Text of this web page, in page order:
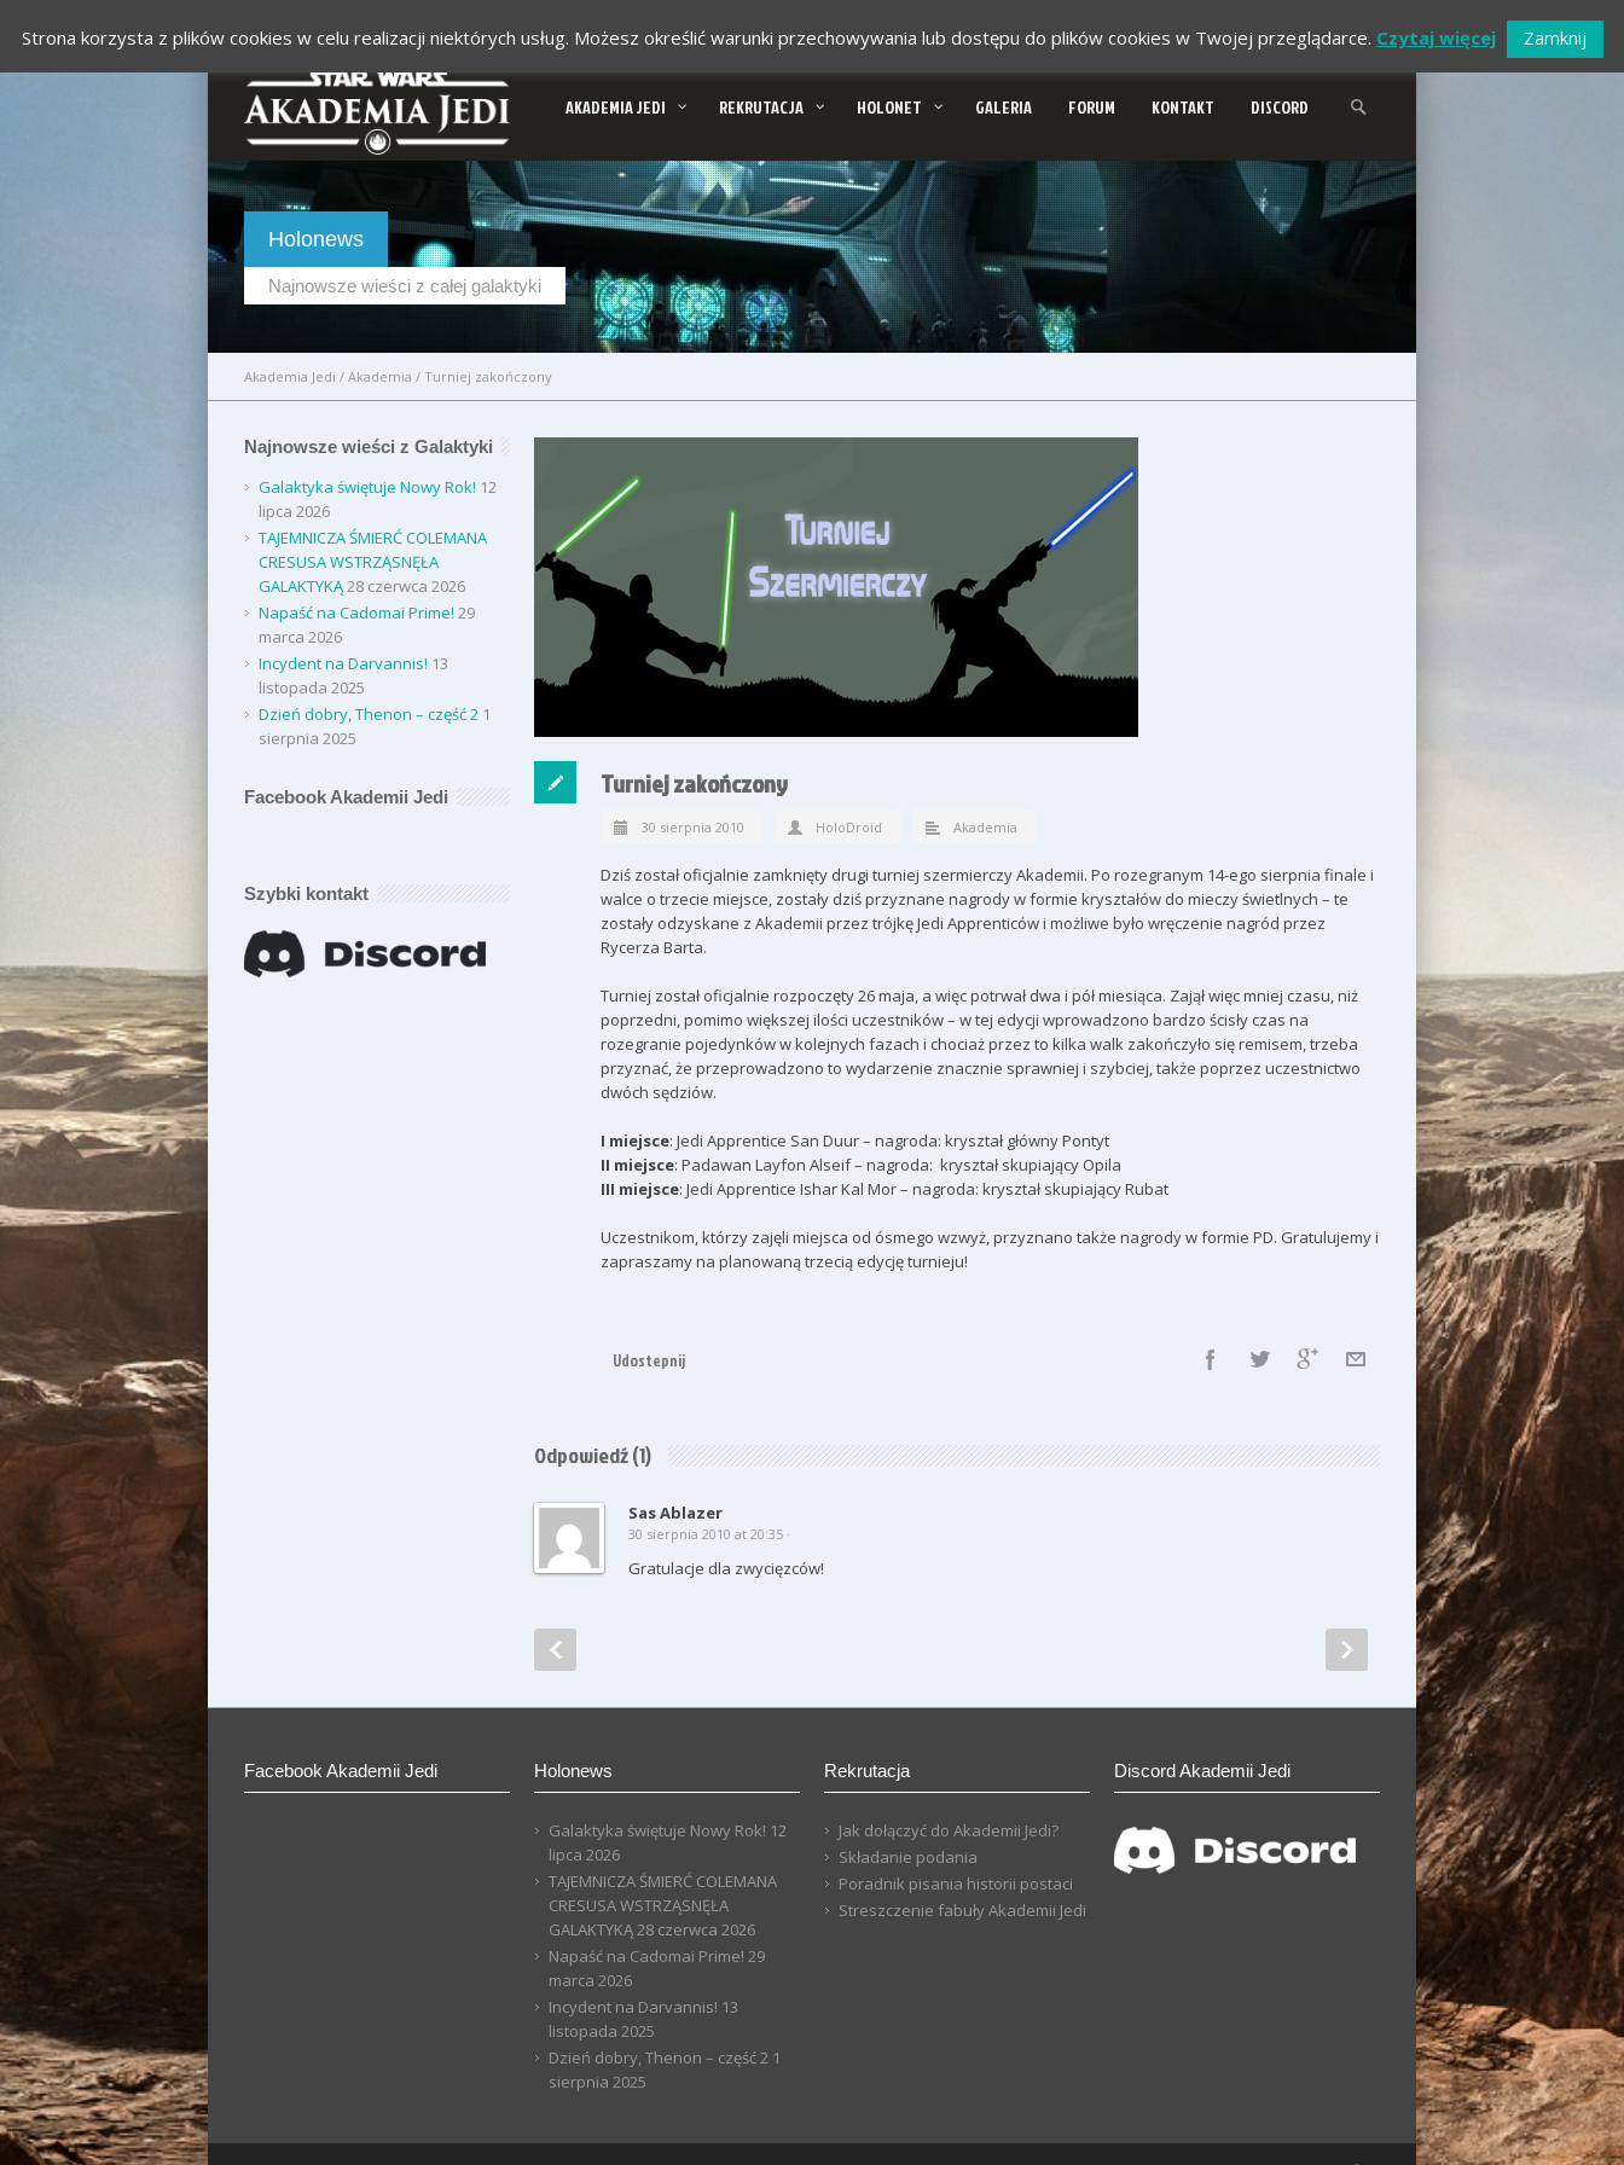
AKADEMIA JEDI REKRUTACJA HOLONET GALERIA FORUM KONTAKT DISCORD
Holonews
Najnowsze wieści z całej galaktyki
Akademia Jedi / Akademia / Turniej zakończony
Turniej zakończony
30 sierpnia 2010 HoloDroid Akademia
Dziś został oficjalnie zamknięty drugi turniej szermierczy Akademii. Po rozegranym 14-ego sierpnia finale i
walce o trzecie miejsce, zostały dziś przyznane nagrody w formie kryształów do mieczy świetlnych – te
zostały odzyskane z Akademii przez trójkę Jedi Apprenticów i możliwe było wręczenie nagród przez
Rycerza Barta.
Turniej został oficjalnie rozpoczęty 26 maja, a więc potrwał dwa i pół miesiąca. Zajął więc mniej czasu, niż
poprzedni, pomimo większej ilości uczestników – w tej edycji wprowadzono bardzo ścisły czas na
rozegranie pojedynków w kolejnych fazach i chociaż przez to kilka walk zakończyło się remisem, trzeba
przyznać, że przeprowadzono to wydarzenie znacznie sprawniej i szybciej, także poprzez uczestnictwo
dwóch sędziów.
I miejsce: Jedi Apprentice San Duur – nagroda: kryształ główny Pontyt
II miejsce: Padawan Layfon Alseif – nagroda: kryształ skupiający Opila
III miejsce: Jedi Apprentice Ishar Kal Mor – nagroda: kryształ skupiający Rubat
Uczestnikom, którzy zajęli miejsca od ósmego wzwyż, przyznano także nagrody w formie PD. Gratulujemy i
zapraszamy na planowaną trzecią edycję turnieju!
Udostepnij
Odpowiedź(1)
Sas Ablazer
30 sierpnia 2010 at 20:35 ·
Gratulacje dla zwycięzców!
Najnowsze wieści z Galaktyki
Galaktyka świętuje Nowy Rok! 12
lipca 2026
TAJEMNICZA ŚMIERĆ COLEMANA
CRESUSA WSTRZĄSNĘŁA
GALAKTYKĄ28 czerwca 2026
Napaść na Cadomai Prime! 29
marca 2026
Incydent na Darvannis! 13
listopada 2025
Dzień dobry, Thenon – część 2 1
sierpnia 2025
Facebook Akademii Jedi
Szybki kontakt
Facebook Akademii Jedi Holonews
Galaktyka świętuje Nowy Rok! 12
lipca 2026
TAJEMNICZA ŚMIERĆ COLEMANA
CRESUSA WSTRZĄSNĘŁA
GALAKTYKĄ28 czerwca 2026
Napaść na Cadomai Prime! 29
marca 2026
Incydent na Darvannis! 13
listopada 2025
Dzień dobry, Thenon – część 2 1
sierpnia 2025
Rekrutacja
Jak dołączyć do Akademii Jedi?
Składanie podania
Poradnik pisania historii postaci
Streszczenie fabuły Akademii Jedi
Discord Akademii Jedi
Strona korzysta z plików cookies w celu realizacji niektórych usług. Możesz określić warunki przechowywania lub dostępu do plików cookies w Twojej przeglądarce. Czytaj więcej Zamknij